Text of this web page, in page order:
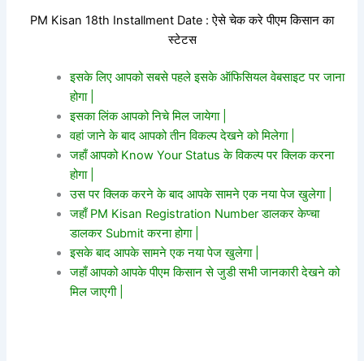
PM Kisan 18th Installment Date : ऐसे चेक करे पीएम किसान का
स्टेटस
इसके लिए आपको सबसे पहले इसके ऑफिसियल वेबसाइट पर जाना
होगा |
इसका लिंक आपको निचे मिल जायेगा |
वहां जाने के बाद आपको तीन विकल्प देखने को मिलेगा |
जहाँ आपको Know Your Status के विकल्प पर क्लिक करना
होगा |
उस पर क्लिक करने के बाद आपके सामने एक नया पेज खुलेगा |
जहाँ PM Kisan Registration Number डालकर केप्चा
डालकर Submit करना होगा |
इसके बाद आपके सामने एक नया पेज खुलेगा |
जहाँ आपको आपके पीएम किसान से जुडी सभी जानकारी देखने को
मिल जाएगी |